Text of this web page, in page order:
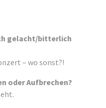
gelacht/bitterlich
– wo sonst?!
oder Aufbrechen?